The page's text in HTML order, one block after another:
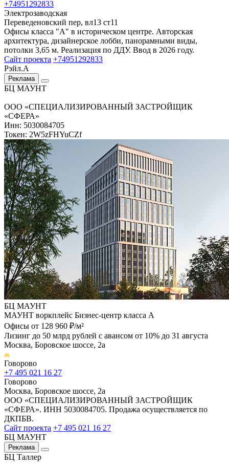
+74951292833
Электрозаводская
Переведеновский пер, вл13 ст11
Офисы класса "А" в историческом центре. Авторская
архитектура, дизайнерское лобби, панорамными виды,
потолки 3,65 м. Реализация по ДДУ. Ввод в 2026 году.
Сайт проекта +74951292833
Рэйл.А
Реклама
БЦ МАУНТ
ООО «СПЕЦИАЛИЗИРОВАННЫЙ ЗАСТРОЙЩИК
«СФЕРА»
Инн: 5030084705
Токен: 2W5zFHYuCZf
БЦ МАУНТ
МАУНТ воркплейс Бизнес-центр класса А
Офисы от 128 960 ₽/м²
Лизинг до 50 млрд рублей с авансом от 10% до 31 августа
Москва, Боровское шоссе, 2а
Говорово
+7 495 021 16 27
Говорово
Москва, Боровское шоссе, 2а
ООО «СПЕЦИАЛИЗИРОВАННЫЙ ЗАСТРОЙЩИК
«СФЕРА». ИНН 5030084705. Продажа осуществляется по
ДКПБВ.
Сайт проекта +7 495 021 16 27
БЦ МАУНТ
Реклама
БЦ Таллер